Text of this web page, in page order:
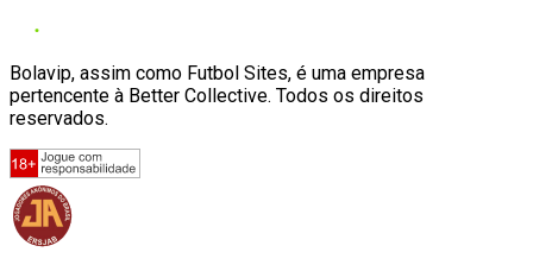
Bolavip, assim como Futbol Sites, é uma empresa
pertencente à Better Collective. Todos os direitos
reservados.